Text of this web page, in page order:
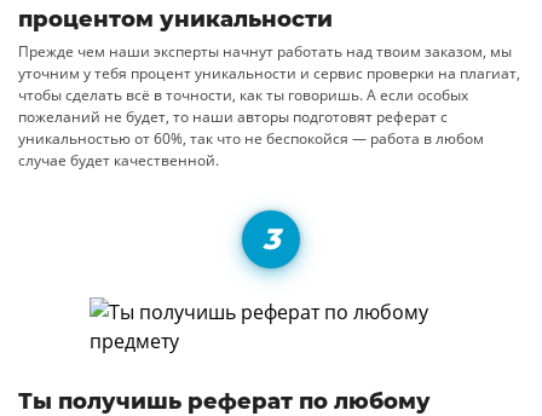
процентом уникальности
Прежде чем наши эксперты начнут работать над твоим заказом, мы
уточним у тебя процент уникальности и сервис проверки на плагиат,
чтобы сделать всё в точности, как ты говоришь. А если особых
пожеланий не будет, то наши авторы подготовят реферат с
уникальностью от 60%, так что не беспокойся — работа в любом
случае будет качественной.
Ты получишь реферат по любому